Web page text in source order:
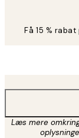
Få 15 %
Læs mere